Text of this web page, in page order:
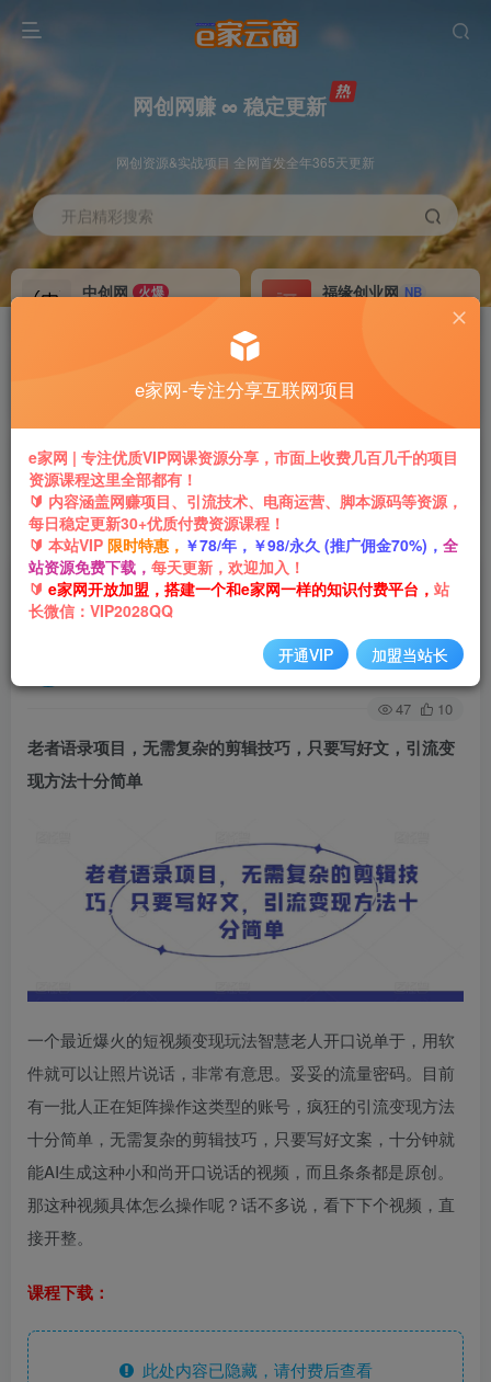
网创网赚 ∞ 稳定更新
网创资源&实战项目 全网首发全年365天更新
开启精彩搜索
中创网 火爆
福缘创业网 NB
永久VIP价值198元
免费下载全站资源
推广返利 70%
专属链接提现快
加盟本站 躺赚
首页 网创项目 视频剪辑 正文
老者语录项目，无需复杂的剪辑技巧，只要写好
文，引流变现方法十分简单
关注 私信
47 10
老者语录项目 ，无需复杂的剪辑技巧，只要写好文，引流变
现方法十分简单
一个最近爆火的短视频变现玩法智慧老人开口说单于，用软
件就可以让照片说话，非常有意思。妥妥的流量密码。目前
有一批人正在矩阵操作这类型的账号，疯狂的引流变现方法
十分简单，无需复杂的剪辑技巧，只要写好文案，十分钟就
能AI生成这种小和尚开口说话的视频，而且条条都是原创。
那这种视频具体怎么操作呢？话不多说，看下下个视频，直
接开整。
课程下载：
此处内容已隐藏，请付费后查看
e家网-专注分享互联网项目
e家网 | 专注优质VIP网课资源分享，市面上收费几百几千的项目
资源课程这里全部都有！
🔰 内容涵盖网赚项目、引流技术、电商运营、脚本源码等资源，
每日稳定更新30+优质付费资源课程！
🔰 本站VIP 限时特惠， ￥78/年，￥98/永久 (推广佣金70%)， 全
站资源免费下载， 每天更新，欢迎加入！
🔰 e家网开放加盟，搭建一个和e家网一样的知识付费平台， 站
长微信：VIP2028QQ
开通VIP 加盟当站长